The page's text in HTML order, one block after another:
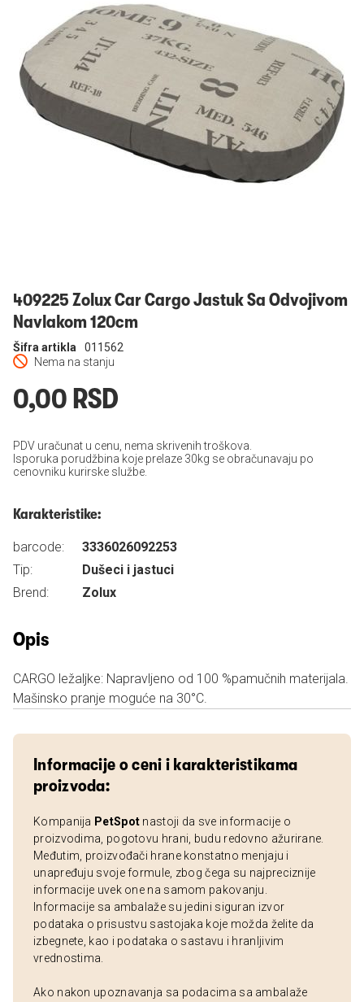
Prijavi se
409225 Zolux Car Cargo Jastuk Sa Odvojivom
Navlakom 120cm
Nema na stanju
Šifra artikla 011562
0,00 RSD
PDV uračunat u cenu, nema skrivenih troškova.
Isporuka porudžbina koje prelaze 30kg se obračunavaju po
cenovniku kurirske službe.
Karakteristike:
barcode:
3336026092253
Tip:
Dušeci i jastuci
Brend:
Zolux
Opis
CARGO ležaljke: Napravljeno od 100 %pamučnih materijala.
Mašinsko pranje moguće na 30°C.
Informacije o ceni i karakteristikama
proizvoda:
Kompanija PetSpot nastoji da sve informacije o
proizvodima, pogotovu hrani, budu redovno ažurirane.
Međutim, proizvođači hrane konstatno menjaju i
unapređuju svoje formule, zbog čega su najpreciznije
informacije uvek one na samom pakovanju.
Informacije sa ambalaže su jedini siguran izvor
podataka o prisustvu sastojaka koje možda želite da
izbegnete, kao i podataka o sastavu i hranljivim
vrednostima.
Ako nakon upoznavanja sa podacima sa ambalaže